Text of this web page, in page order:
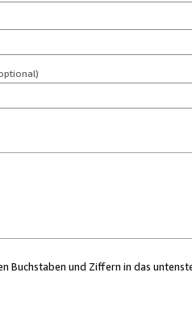
Buchstaben und Ziffern in das